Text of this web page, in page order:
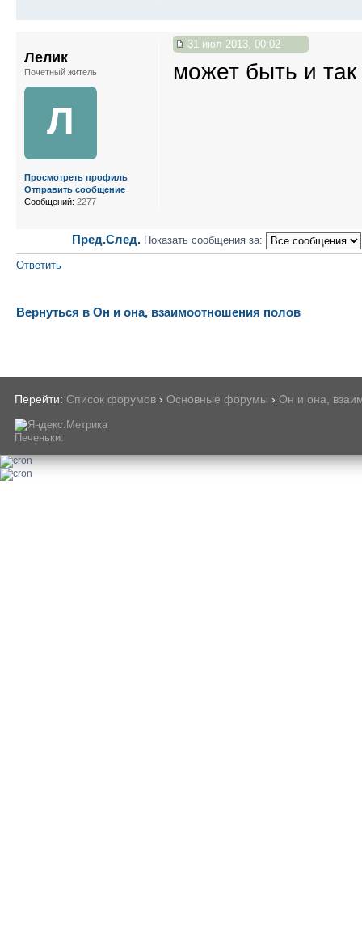
31 июл 2013, 00:02
может быть и так
Лелик
Почетный житель
Л
Просмотреть профиль
Отправить сообщение
Сообщений: 2277
Пред.След. Показать сообщения за:
Ответить
Вернуться в Он и она, взаимоотношения полов
Перейти: Список форумов › Основные форумы › Он и она,
Печеньки: